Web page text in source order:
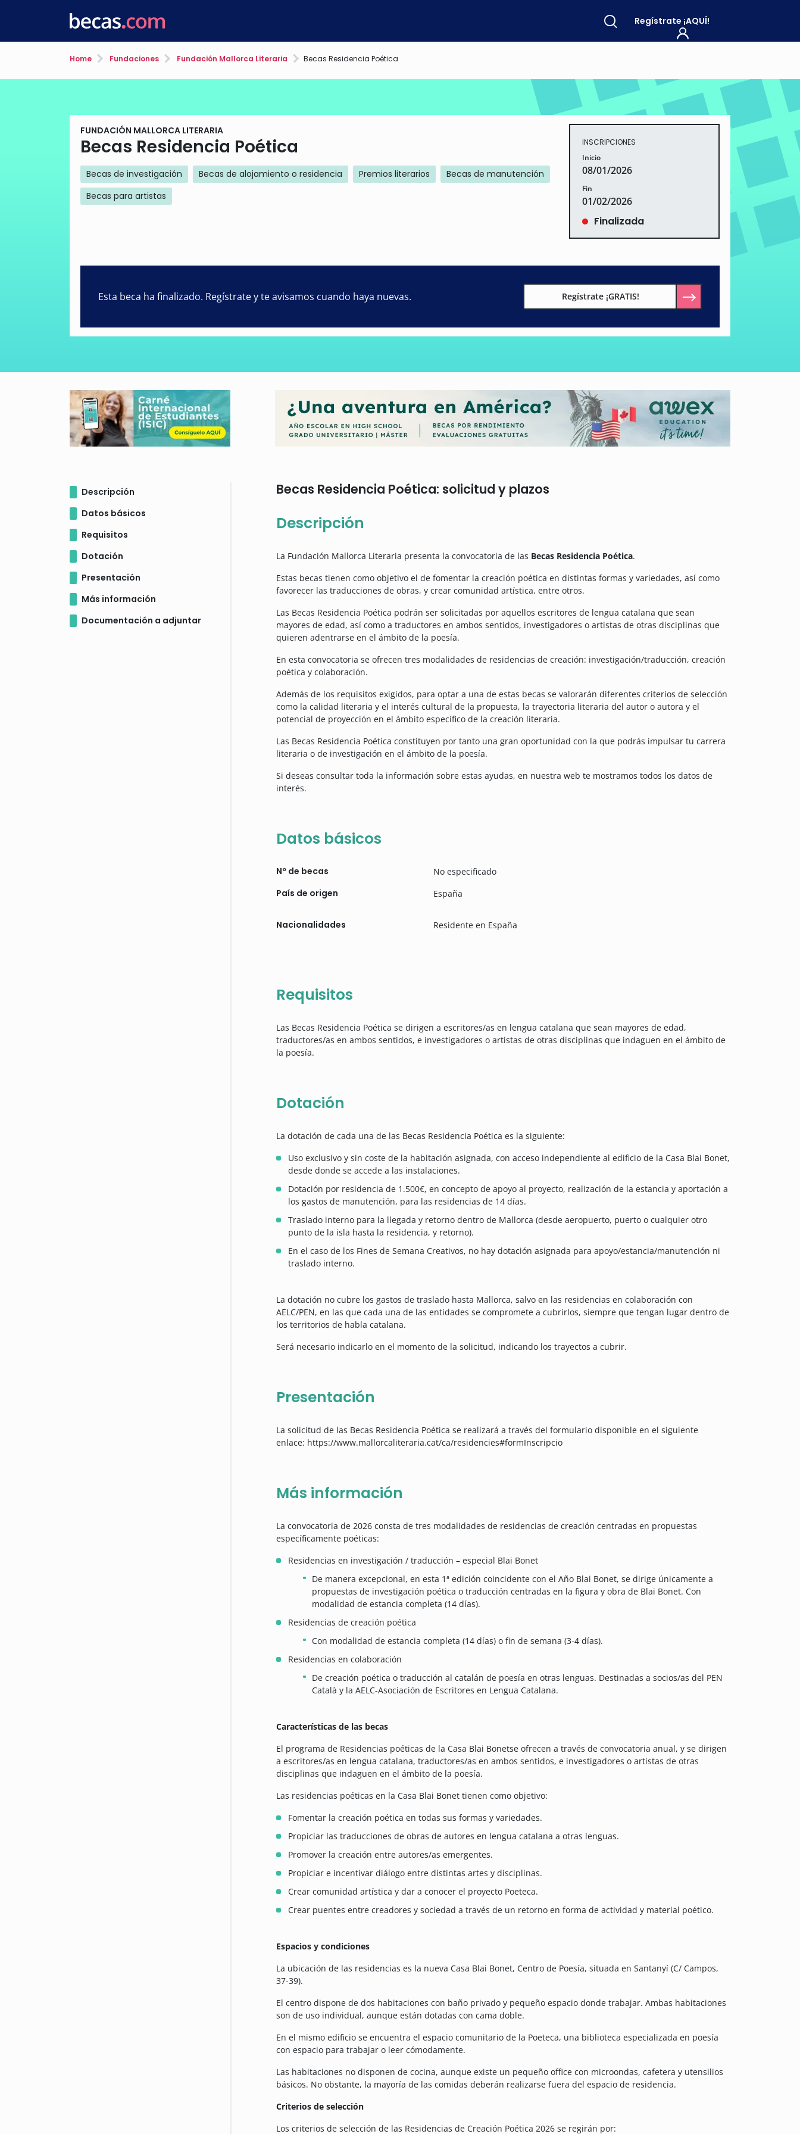
Regístrate ¡AQUÍ!
Home Fundaciones Fundación Mallorca Literaria Becas Residencia Poética
FUNDACIÓN MALLORCA LITERARIA
Becas Residencia Poética
Becas de investigación Becas de alojamiento o residencia Premios literarios
Becas de manutención
Becas para artistas
INSCRIPCIONES
Inicio
08/01/2026
Fin
01/02/2026
Finalizada
Esta beca ha finalizado. Regístrate y te avisamos cuando haya nuevas. Regístrate ¡GRATIS!
Descripción
Datos básicos
Requisitos
Dotación
Presentación
Más información
Documentación a adjuntar
Becas Residencia Poética: solicitud y plazos
Descripción
La Fundación Mallorca Literaria presenta la convocatoria de las Becas Residencia Poética.
Estas becas tienen como objetivo el de fomentar la creación poética en distintas formas y variedades, así como
favorecer las traducciones de obras, y crear comunidad artística, entre otros.
Las Becas Residencia Poética podrán ser solicitadas por aquellos escritores de lengua catalana que sean
mayores de edad, así como a traductores en ambos sentidos, investigadores o artistas de otras disciplinas que
quieren adentrarse en el ámbito de la poesía.
En esta convocatoria se ofrecen tres modalidades de residencias de creación: investigación/traducción, creación
poética y colaboración.
Además de los requisitos exigidos, para optar a una de estas becas se valorarán diferentes criterios de selección
como la calidad literaria y el interés cultural de la propuesta, la trayectoria literaria del autor o autora y el
potencial de proyección en el ámbito específico de la creación literaria.
Las Becas Residencia Poética constituyen por tanto una gran oportunidad con la que podrás impulsar tu carrera
literaria o de investigación en el ámbito de la poesía.
Si deseas consultar toda la información sobre estas ayudas, en nuestra web te mostramos todos los datos de
interés.
Datos básicos
Nº de becas No especificado
País de origen España
Nacionalidades Residente en España
Requisitos
Las Becas Residencia Poética se dirigen a escritores/as en lengua catalana que sean mayores de edad,
traductores/as en ambos sentidos, e investigadores o artistas de otras disciplinas que indaguen en el ámbito de
la poesía.
Dotación
La dotación de cada una de las Becas Residencia Poética es la siguiente:
Uso exclusivo y sin coste de la habitación asignada, con acceso independiente al edificio de la Casa Blai Bonet,
desde donde se accede a las instalaciones.
Dotación por residencia de 1.500€, en concepto de apoyo al proyecto, realización de la estancia y aportación a
los gastos de manutención, para las residencias de 14 días.
Traslado interno para la llegada y retorno dentro de Mallorca (desde aeropuerto, puerto o cualquier otro
punto de la isla hasta la residencia, y retorno).
En el caso de los Fines de Semana Creativos, no hay dotación asignada para apoyo/estancia/manutención ni
traslado interno.
La dotación no cubre los gastos de traslado hasta Mallorca, salvo en las residencias en colaboración con
AELC/PEN, en las que cada una de las entidades se compromete a cubrirlos, siempre que tengan lugar dentro de
los territorios de habla catalana.
Será necesario indicarlo en el momento de la solicitud, indicando los trayectos a cubrir.
Presentación
La solicitud de las Becas Residencia Poética se realizará a través del formulario disponible en el siguiente
enlace: https://www.mallorcaliteraria.cat/ca/residencies#formInscripcio
Más información
La convocatoria de 2026 consta de tres modalidades de residencias de creación centradas en propuestas
específicamente poéticas:
Residencias en investigación / traducción – especial Blai Bonet
De manera excepcional, en esta 1ª edición coincidente con el Año Blai Bonet, se dirige únicamente a
propuestas de investigación poética o traducción centradas en la figura y obra de Blai Bonet. Con
modalidad de estancia completa (14 días).
Residencias de creación poética
Con modalidad de estancia completa (14 días) o fin de semana (3-4 días).
Residencias en colaboración
De creación poética o traducción al catalán de poesía en otras lenguas. Destinadas a socios/as del PEN
Català y la AELC-Asociación de Escritores en Lengua Catalana.
Características de las becas
El programa de Residencias poéticas de la Casa Blai Bonetse ofrecen a través de convocatoria anual, y se dirigen
a escritores/as en lengua catalana, traductores/as en ambos sentidos, e investigadores o artistas de otras
disciplinas que indaguen en el ámbito de la poesía.
Las residencias poéticas en la Casa Blai Bonet tienen como objetivo:
Fomentar la creación poética en todas sus formas y variedades.
Propiciar las traducciones de obras de autores en lengua catalana a otras lenguas.
Promover la creación entre autores/as emergentes.
Propiciar e incentivar diálogo entre distintas artes y disciplinas.
Crear comunidad artística y dar a conocer el proyecto Poeteca.
Crear puentes entre creadores y sociedad a través de un retorno en forma de actividad y material poético.
Espacios y condiciones
La ubicación de las residencias es la nueva Casa Blai Bonet, Centro de Poesía, situada en Santanyí (C/ Campos,
37-39).
El centro dispone de dos habitaciones con baño privado y pequeño espacio donde trabajar. Ambas habitaciones
son de uso individual, aunque están dotadas con cama doble.
En el mismo edificio se encuentra el espacio comunitario de la Poeteca, una biblioteca especializada en poesía
con espacio para trabajar o leer cómodamente.
Las habitaciones no disponen de cocina, aunque existe un pequeño office con microondas, cafetera y utensilios
básicos. No obstante, la mayoría de las comidas deberán realizarse fuera del espacio de residencia.
Criterios de selección
Los criterios de selección de las Residencias de Creación Poética 2026 se regirán por: